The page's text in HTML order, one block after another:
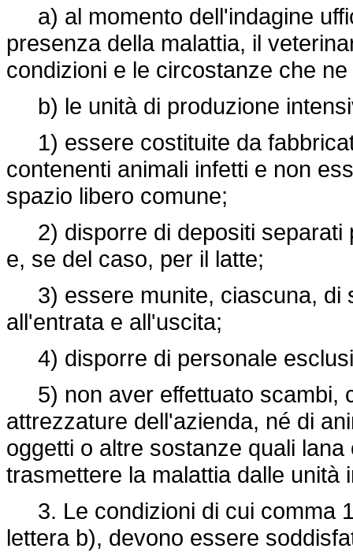
a) al momento dell'indagine
presenza della malattia, il
condizioni e le circostanze che
b) le unità di produzione
1) essere costituite da
contenenti animali infetti e non
spazio libero comune;
2) disporre di depositi separati
e, se del caso, per il latte;
3) essere munite, ciascuna, di
all'entrata e all'uscita;
4) disporre di personale
5) non aver effettuato scambi,
attrezzature dell'azienda, né di
oggetti o altre sostanze quali
trasmettere la malattia dalle unità
3. Le condizioni di cui comma
lettera b), devono essere